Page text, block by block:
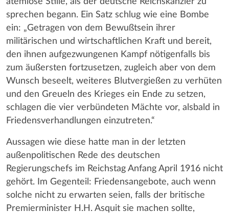
sprechen begann. Ein Satz schlug wie eine Bombe
ein: „Getragen von dem Bewußtsein ihrer
militärischen und wirtschaftlichen Kraft und bereit,
den ihnen aufgezwungenen Kampf nötigenfalls bis
zum äußersten fortzusetzen, zugleich aber von dem
Wunsch beseelt, weiteres Blutvergießen zu verhüten
und den Greueln des Krieges ein Ende zu setzen,
schlagen die vier verbündeten Mächte vor, alsbald in
Friedensverhandlungen einzutreten.“
Aussagen wie diese hatte man in der letzten
außenpolitischen Rede des deutschen
Regierungschefs im Reichstag Anfang April 1916 nicht
gehört. Im Gegenteil: Friedensangebote, auch wenn
solche nicht zu erwarten seien, falls der britische
Premierminister H.H. Asquit sie machen sollte,